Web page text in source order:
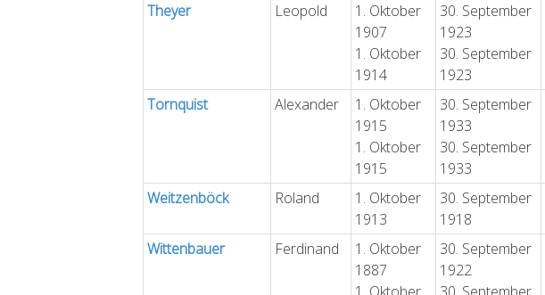
Theyer Leopold
1. Oktober
1907
1. Oktober
1914
30. September
1923
30. September
1923
Tornquist Alexander
1. Oktober
1915
1. Oktober
1915
30. September
1933
30. September
1933
Weitzenböck Roland
1. Oktober
1913
30. September
1918
Wittenbauer Ferdinand
1. Oktober
1887
30. September
1922